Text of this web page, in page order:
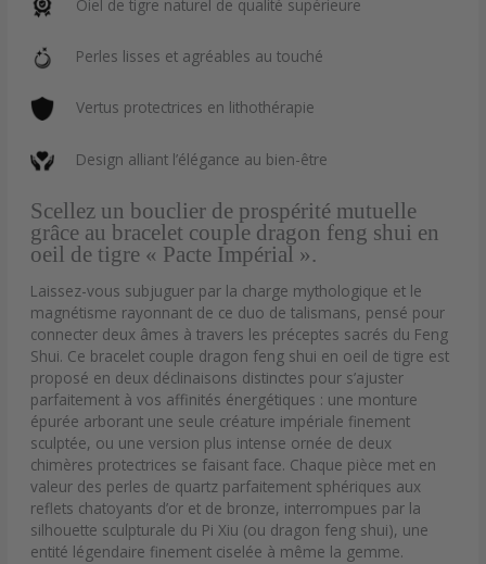
Oiel de tigre naturel de qualité supérieure
Perles lisses et agréables au touché
Vertus protectrices en lithothérapie
Design alliant l’élégance au bien-être
Scellez un bouclier de prospérité mutuelle
grâce au bracelet couple dragon feng shui en
oeil de tigre « Pacte Impérial ».
Laissez-vous subjuguer par la charge mythologique et le
magnétisme rayonnant de ce duo de talismans, pensé pour
connecter deux âmes à travers les préceptes sacrés du Feng
Shui. Ce bracelet couple dragon feng shui en oeil de tigre est
proposé en deux déclinaisons distinctes pour s’ajuster
parfaitement à vos affinités énergétiques : une monture
épurée arborant une seule créature impériale finement
sculptée, ou une version plus intense ornée de deux
chimères protectrices se faisant face. Chaque pièce met en
valeur des perles de quartz parfaitement sphériques aux
reflets chatoyants d’or et de bronze, interrompues par la
silhouette sculpturale du Pi Xiu (ou dragon feng shui), une
entité légendaire finement ciselée à même la gemme.